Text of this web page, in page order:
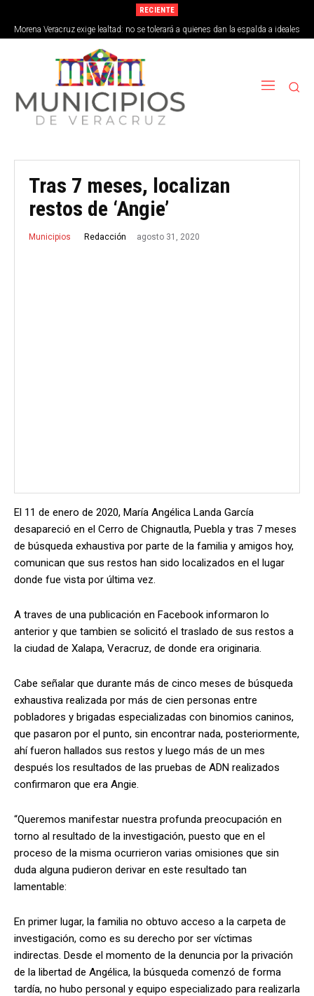
RECIENTE
Morena Veracruz exige lealtad: no se tolerará a quienes dan la espalda a ideales
de la 4T
Tras 7 meses, localizan
restos de ‘Angie’
Municipios Redacción agosto 31, 2020
El 11 de enero de 2020, María Angélica Landa García
desapareció en el Cerro de Chignautla, Puebla y tras 7 meses
de búsqueda exhaustiva por parte de la familia y amigos hoy,
comunican que sus restos han sido localizados en el lugar
donde fue vista por última vez.
A traves de una publicación en Facebook informaron lo
anterior y que tambien se solicitó el traslado de sus restos a
la ciudad de Xalapa, Veracruz, de donde era originaria.
Cabe señalar que durante más de cinco meses de búsqueda
exhaustiva realizada por más de cien personas entre
pobladores y brigadas especializadas con binomios caninos,
que pasaron por el punto, sin encontrar nada, posteriormente,
ahí fueron hallados sus restos y luego más de un mes
después los resultados de las pruebas de ADN realizados
confirmaron que era Angie.
“Queremos manifestar nuestra profunda preocupación en
torno al resultado de la investigación, puesto que en el
proceso de la misma ocurrieron varias omisiones que sin
duda alguna pudieron derivar en este resultado tan
lamentable:
En primer lugar, la familia no obtuvo acceso a la carpeta de
investigación, como es su derecho por ser víctimas
indirectas. Desde el momento de la denuncia por la privación
de la libertad de Angélica, la búsqueda comenzó de forma
tardía, no hubo personal y equipo especializado para realizarla